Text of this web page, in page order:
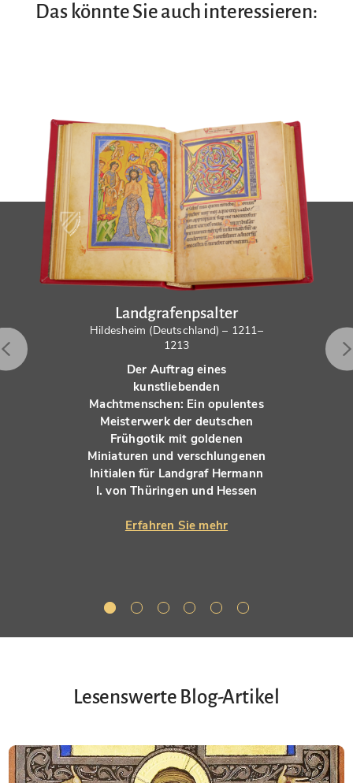
Das könnte Sie auch interessieren:
Landgrafenpsalter
Hildesheim (Deutschland) – 1211–
1213
Der Auftrag eines
kunstliebenden
Machtmenschen: Ein opulentes
Meisterwerk der deutschen
Frühgotik mit goldenen
Miniaturen und verschlungenen
Initialen für Landgraf Hermann
I. von Thüringen und Hessen
Erfahren Sie mehr
Lesenswerte Blog-Artikel